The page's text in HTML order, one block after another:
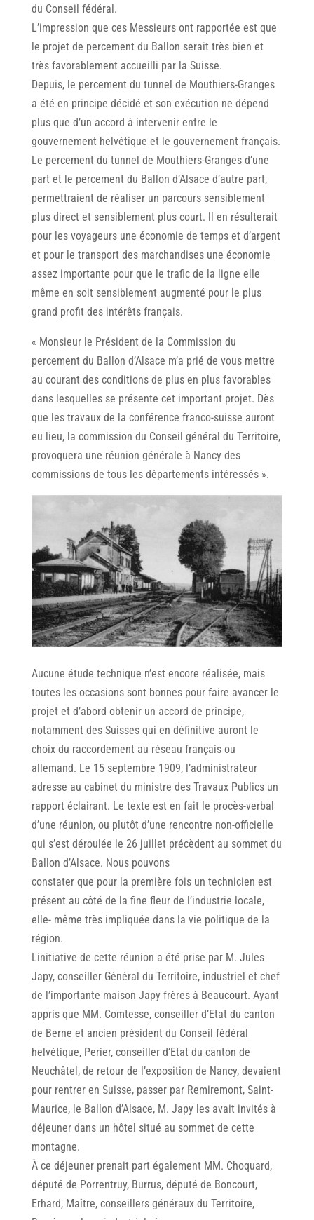
du Conseil fédéral.
L’impression que ces Messieurs ont rapportée est que
le projet de percement du Ballon serait très bien et
très favorablement accueilli par la Suisse.
Depuis, le percement du tunnel de Mouthiers-Granges
a été en principe décidé et son exécution ne dépend
plus que d’un accord à intervenir entre le
gouvernement helvétique et le gouvernement français.
Le percement du tunnel de Mouthiers-Granges d’une
part et le percement du Ballon d’Alsace d’autre part,
permettraient de réaliser un parcours sensiblement
plus direct et sensiblement plus court. ll en résulterait
pour les voyageurs une économie de temps et d’argent
et pour le transport des marchandises une économie
assez importante pour que le trafic de la ligne elle
même en soit sensiblement augmenté pour le plus
grand profit des intérêts français.
« Monsieur le Président de la Commission du
percement du Ballon d’Alsace m’a prié de vous mettre
au courant des conditions de plus en plus favorables
dans lesquelles se présente cet important projet. Dès
que les travaux de la conférence franco-suisse auront
eu lieu, la commission du Conseil général du Territoire,
provoquera une réunion générale à Nancy des
commissions de tous les départements intéressés ».
Aucune étude technique n’est encore réalisée, mais
toutes les occasions sont bonnes pour faire avancer le
projet et d’abord obtenir un accord de principe,
notamment des Suisses qui en définitive auront le
choix du raccordement au réseau français ou
allemand. Le 15 septembre 1909, l’administrateur
adresse au cabinet du ministre des Travaux Publics un
rapport éclairant. Le texte est en fait le procès-verbal
d’une réunion, ou plutôt d’une rencontre non-officielle
qui s’est déroulée le 26 juillet précèdent au sommet du
Ballon d’Alsace. Nous pouvons
constater que pour la première fois un technicien est
présent au côté de la fine fleur de l’industrie locale,
elle- même très impliquée dans la vie politique de la
région.
Linitiative de cette réunion a été prise par M. Jules
Japy, conseiller Général du Territoire, industriel et chef
de l’importante maison Japy frères à Beaucourt. Ayant
appris que MM. Comtesse, conseiller d’Etat du canton
de Berne et ancien président du Conseil fédéral
helvétique, Perier, conseiller d’Etat du canton de
Neuchâtel, de retour de l’exposition de Nancy, devaient
pour rentrer en Suisse, passer par Remiremont, Saint-
Maurice, le Ballon d’Alsace, M. Japy les avait invités à
déjeuner dans un hôtel situé au sommet de cette
montagne.
À ce déjeuner prenait part également MM. Choquard,
député de Porrentruy, Burrus, député de Boncourt,
Erhard, Maître, conseillers généraux du Territoire,